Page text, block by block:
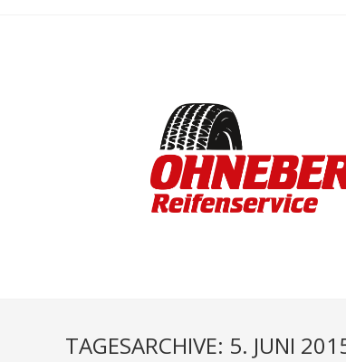
TAGESARCHIVE: 5. JUNI